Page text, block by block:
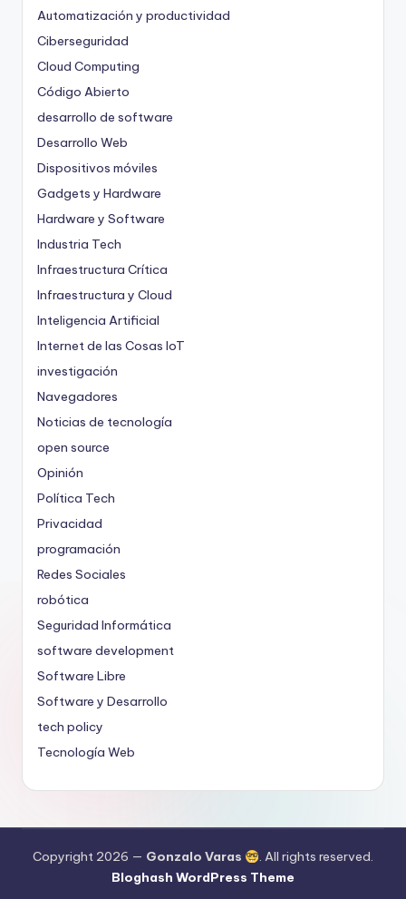
Automatización y productividad
Ciberseguridad
Cloud Computing
Código Abierto
desarrollo de software
Desarrollo Web
Dispositivos móviles
Gadgets y Hardware
Hardware y Software
Industria Tech
Infraestructura Crítica
Infraestructura y Cloud
Inteligencia Artificial
Internet de las Cosas IoT
investigación
Navegadores
Noticias de tecnología
open source
Opinión
Política Tech
Privacidad
programación
Redes Sociales
robótica
Seguridad Informática
software development
Software Libre
Software y Desarrollo
tech policy
Tecnología Web
Copyright 2026 — Gonzalo Varas
. All rights reserved.
Bloghash WordPress Theme